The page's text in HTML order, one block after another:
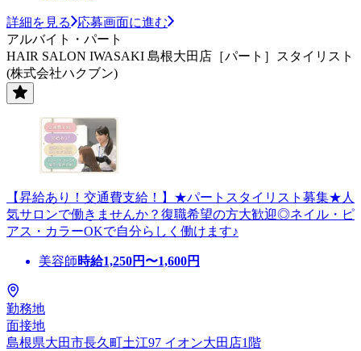
詳細を見る
応募画面に進む
アルバイト・パート
HAIR SALON IWASAKI 島根大田店［パート］スタイリスト
(株式会社ハクブン)
【昇給あり！交通費支給！】★パートスタイリスト募集★人
気サロンで働きませんか？復職希望の方大歓迎◎ネイル・ピ
アス・カラーOKで自分らしく働けます♪
美容師時給1,250円〜1,600円
勤務地
面接地
島根県大田市長久町土江97 イオン大田店1階